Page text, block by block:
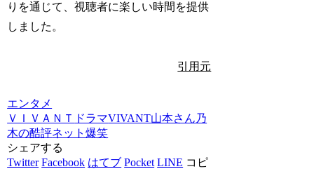
りを通じて、視聴者に楽しい時間を提供
しました。
引用元
エンタメ
ＶＩＶＡＮＴ ドラマVIVANT山本さん乃
木の酷評ネット爆笑
シェアする
Twitter Facebook はてブ Pocket LINE コピ